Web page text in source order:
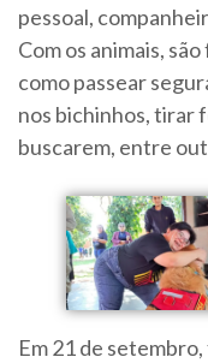
pessoal,
Com os animais,
como passear
nos bichinhos, tirar
buscarem, entre
Em 21 de